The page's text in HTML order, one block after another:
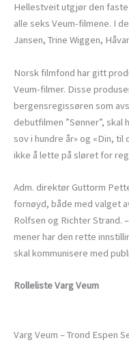
Hellestveit utgjør den
alle seks Veum-filmene. I
Jansen, Trine Wiggen,
Norsk filmfond har gitt
Veum-filmer. Disse
bergensregissøren som
debutfilmen ”Sønner”, skal
sov i hundre år» og «Din,
ikke å lette på sløret for
Adm. direktør Guttorm
fornøyd, både med valget
Rolfsen og Richter Strand.
mener har den rette
skal kommunisere med
Rolleliste Varg Veum
Varg Veum – Trond Espen